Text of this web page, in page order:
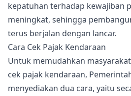
kepatuhan terhadap kewajiban
meningkat, sehingga
terus berjalan dengan lancar.
Cara Cek Pajak Kendaraan
Untuk memudahkan
cek pajak kendaraan,
menyediakan dua cara, yaitu